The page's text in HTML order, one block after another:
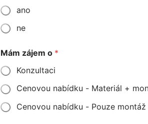
ano
ne
Mám zájem o *
Konzultaci
Cenovou nabídku - Materiál +
Cenovou nabídku - Pouze montáž